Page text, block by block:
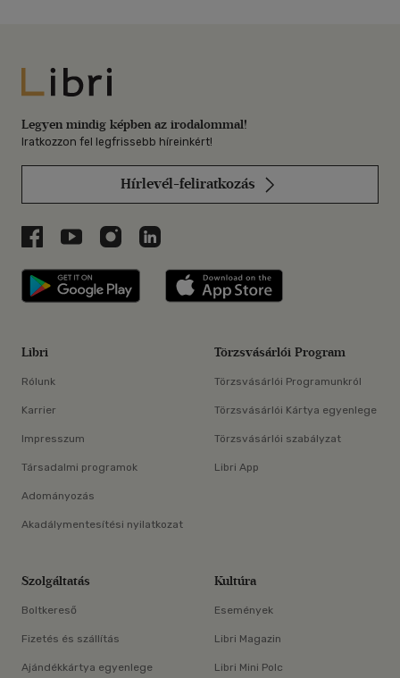
Libri
Legyen mindig képben az irodalommal!
Iratkozzon fel legfrissebb híreinkért!
Hírlevél-feliratkozás
Libri a Facebookon
Libri a Youtube-on
Libri az Instagramon
Libri a LinkedInen
Libri applikáció Szerezd meg: Google
Libri
Rólunk
Karrier
Impresszum
Társadalmi programok
Adományozás
Akadálymentesítési nyilatkozat
Törzsvásárlói Program
Törzsvásárlói Programunkról
Törzsvásárlói Kártya egyenlege
Törzsvásárlói szabályzat
Libri App
Szolgáltatás
Boltkereső
Fizetés és szállítás
Ajándékkártya egyenlege
Kultúra
Események
Libri Magazin
Libri Mini Polc